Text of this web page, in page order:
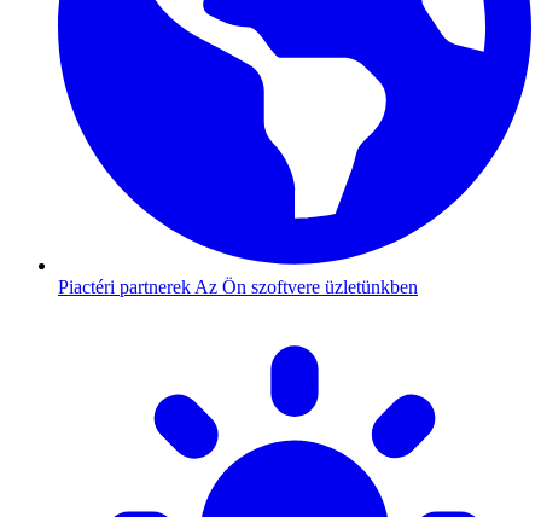
Piactéri partnerek Az Ön szoftvere üzletünkben